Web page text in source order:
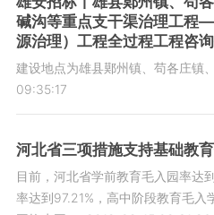
碱沟等重点支干渠治理工程
源治理）工程全过程工程咨
建设地点为雄县鄚州镇、苟各庄镇
09:35:17
河北省三项措施支持基础教
目前，河北省学前教育毛入园率达
率达到97.21%，高中阶段教育毛